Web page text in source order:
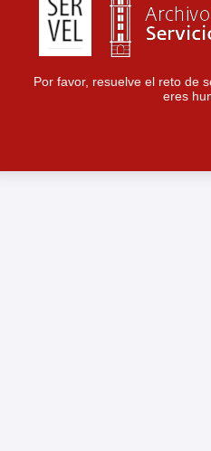
Por favor, resuelve el reto de
eres